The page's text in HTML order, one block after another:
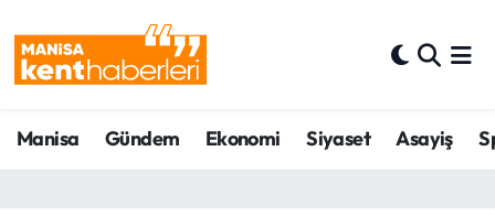
Manisa Gündem Ekonomi Siyaset Asayiş
Ahmetli Hava Durumu
Ahmetli Trafik Yoğunluk Haritası